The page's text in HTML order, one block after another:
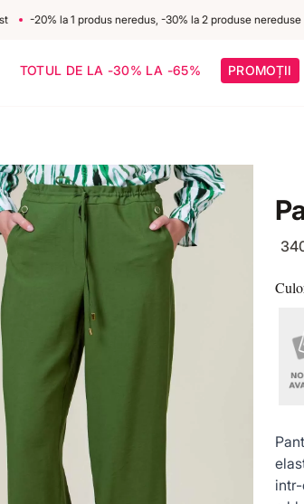
-20% la 1 produs neredus, -30% la 2 produse nereduse
TOTUL DE LA -30% LA -65% PROMOȚII